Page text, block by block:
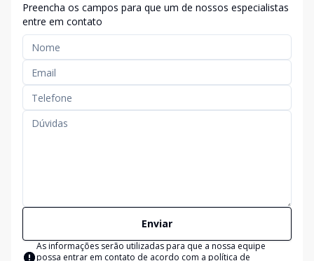
Preencha os campos para que um de nossos especialistas
entre em contato
Enviar
As informações serão utilizadas para que a nossa equipe
possa entrar em contato de acordo com a política de